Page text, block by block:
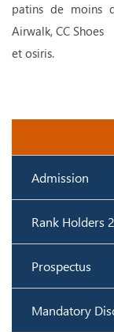
patins de moins
Airwalk, CC Shoes
et osiris.
Admission
Rank Holders
Prospectus
Mandatory